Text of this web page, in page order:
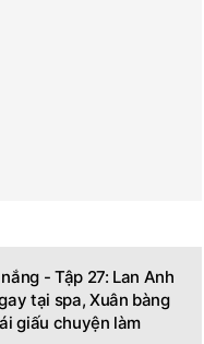
- Tập 27: Lan Anh
tại spa, Xuân bàng
giấu chuyện làm